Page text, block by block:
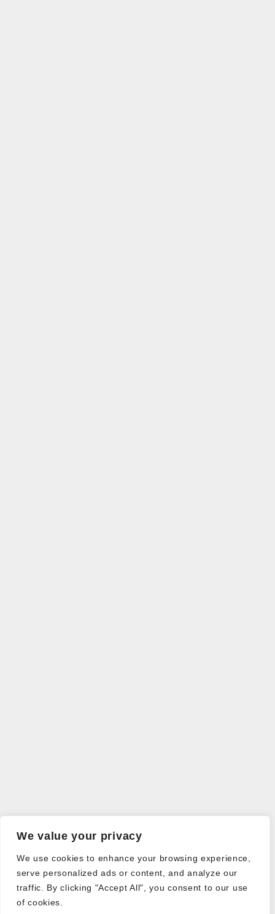
We value your privacy
We use cookies to enhance your browsing experience,
serve personalized ads or content, and analyze our
traffic. By clicking "Accept All", you consent to our use
of cookies.